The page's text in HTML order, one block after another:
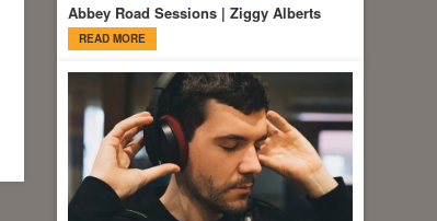
Abbey Road Sessions | Ziggy Alberts
READ MORE